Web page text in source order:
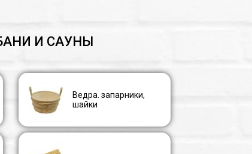
И САУНЫ
Ведра. запарники,
шайки